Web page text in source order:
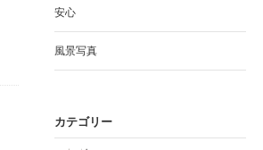
安心
風景写真
カテゴリー